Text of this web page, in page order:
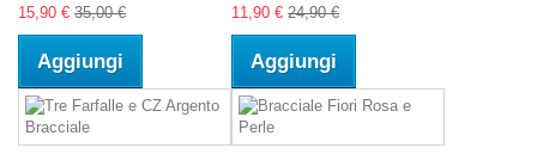
15,90 € 35,00 €
Aggiungi
11,90 € 24,90 €
Aggiungi